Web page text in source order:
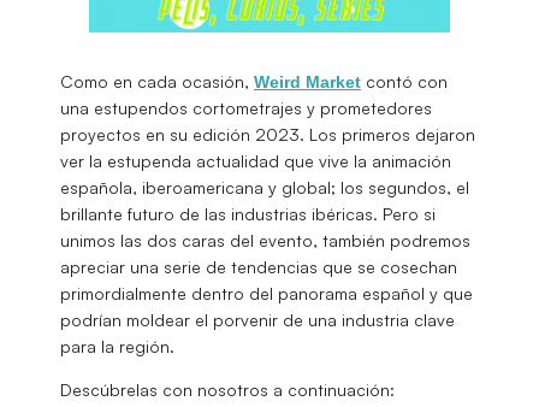
Como en cada ocasión, Weird Market contó con
una estupendos cortometrajes y prometedores
proyectos en su edición 2023. Los primeros dejaron
ver la estupenda actualidad que vive la animación
española, iberoamericana y global; los segundos, el
brillante futuro de las industrias ibéricas. Pero si
unimos las dos caras del evento, también podremos
apreciar una serie de tendencias que se cosechan
primordialmente dentro del panorama español y que
podrían moldear el porvenir de una industria clave
para la región.
Descúbrelas con nosotros a continuación: